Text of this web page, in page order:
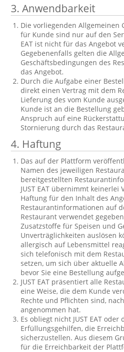
3.Anwendbarkeit
Die vorliegenden Allgemeinen
für Kunde sind nur auf den
EAT ist nicht für das Angebot
Gegebenenfalls gelten die
Geschäftsbedingungen des
das Angebot.
Durch die Aufgabe einer
direkt einen Vertrag mit dem
Lieferung des vom Kunde
Kunde ist an die Bestellung
Anspruch auf eine
Stornierung durch das
4. Haftung
Das auf der Plattform
Namen des jeweiligen
bereitgestellten
JUST EAT übernimmt
Haftung für den Inhalt des
Restaurantinformationen auf
Restaurant verwendet
Zusatzstoffe für Speisen und
Unverträglichkeiten auslösen
allergisch auf Lebensmittel
sich telefonisch mit dem
setzen, um sich über aktuelle
bevor Sie eine Bestellung
JUST EAT präsentiert alle
eine Weise, die dem Kunde
Rechte und Pflichten sind,
angenommen hat.
Es obliegt nicht JUST EAT oder
Erfüllungsgehilfen, die
sicherzustellen. Aus diesem
für die Erreichbarkeit der